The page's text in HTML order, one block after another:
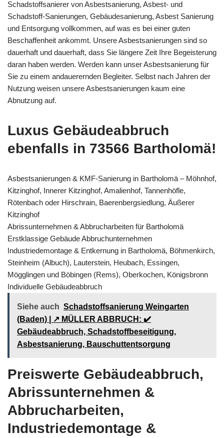
Schadstoffsanierer von Asbestsanierung, Asbest- und
Schadstoff-Sanierungen, Gebäudesanierung, Asbest Sanierung
und Entsorgung vollkommen, auf was es bei einer guten
Beschaffenheit ankommt. Unsere Asbestsanierungen sind so
dauerhaft und dauerhaft, dass Sie längere Zeit Ihre Begeisterung
daran haben werden. Werden kann unser Asbestsanierung für
Sie zu einem andauerernden Begleiter. Selbst nach Jahren der
Nutzung weisen unsere Asbestsanierungen kaum eine
Abnutzung auf.
Luxus Gebäudeabbruch
ebenfalls in 73566 Bartholomä!
Asbestsanierungen & KMF-Sanierung in Bartholomä – Möhnhof,
Kitzinghof, Innerer Kitzinghof, Amalienhof, Tannenhöfle,
Rötenbach oder Hirschrain, Baerenbergsiedlung, Äußerer
Kitzinghof
Abrissunternehmen & Abbrucharbeiten für Bartholomä
Erstklassige Gebäude Abbruchunternehmen
Industriedemontage & Entkernung in Bartholomä, Böhmenkirch,
Steinheim (Albuch), Lauterstein, Heubach, Essingen,
Mögglingen und Böbingen (Rems), Oberkochen, Königsbronn
Individuelle Gebäudeabbruch
Siehe auch Schadstoffsanierung Weingarten
(Baden) | ↗️ MÜLLER ABBRUCH: ✔️
Gebäudeabbruch, Schadstoffbeseitigung,
Asbestsanierung, Bauschuttentsorgung
Preiswerte Gebäudeabbruch,
Abrissunternehmen &
Abbrucharbeiten,
Industriedemontage &